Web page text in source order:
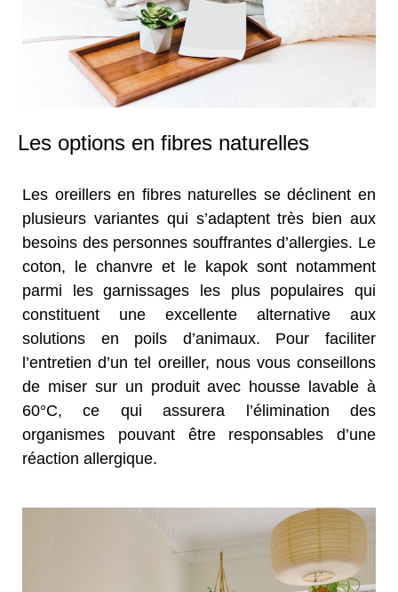
Les options en fibres naturelles
Les oreillers en fibres naturelles se déclinent en
plusieurs variantes qui s’adaptent très bien aux
besoins des personnes souffrantes d’allergies. Le
coton, le chanvre et le kapok sont notamment
parmi les garnissages les plus populaires qui
constituent une excellente alternative aux
solutions en poils d’animaux. Pour faciliter
l’entretien d’un tel oreiller, nous vous conseillons
de miser sur un produit avec housse lavable à
60°C, ce qui assurera l’élimination des
organismes pouvant être responsables d’une
réaction allergique.